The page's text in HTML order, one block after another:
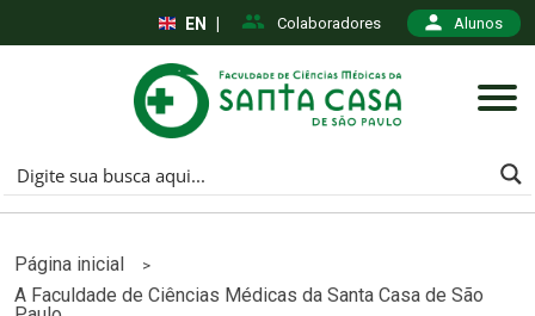
Colaboradores Alunos
EN
Página inicial >
A Faculdade de Ciências Médicas da Santa Casa de São